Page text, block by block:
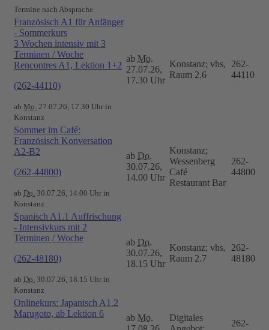
Termine nach Absprache
Französisch A1 für Anfänger
- Sommerkurs
3 Wochen intensiv mit 3
Terminen / Woche
Rencontres A1, Lektion 1+2
(262-44110)
ab Mo. 27.07.26, 17.30 Uhr in
Konstanz
ab Mo.
27.07.26,
17.30 Uhr
Konstanz; vhs,
Raum 2.6
262-
44110
Sommer im Café:
Französisch Konversation
A2-B2
(262-44800)
ab Do. 30.07.26, 14.00 Uhr in
Konstanz
ab Do.
30.07.26,
14.00 Uhr
Konstanz;
Wessenberg
Café
Restaurant Bar
262-
44800
Spanisch A1.1 Auffrischung
- Intensivkurs mit 2
Terminen / Woche
(262-48180)
ab Do. 30.07.26, 18.15 Uhr in
Konstanz
ab Do.
30.07.26,
18.15 Uhr
Konstanz; vhs,
Raum 2.7
262-
48180
Onlinekurs: Japanisch A1.2
Marugoto, ab Lektion 6
ab Mo.
Digitales
262-